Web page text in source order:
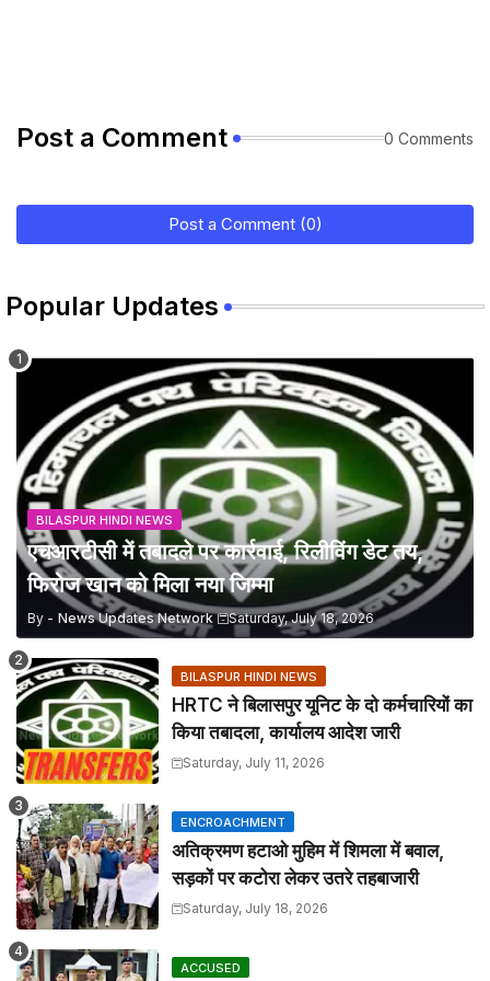
Post a Comment 0 Comments
Post a Comment (0)
Popular Updates
BILASPUR HINDI NEWS
एचआरटीसी में तबादले पर कार्रवाई, रिलीविंग डेट तय,
फिरोज खान को मिला नया जिम्मा
By - News Updates Network Saturday, July 18, 2026
BILASPUR HINDI NEWS
HRTC ने बिलासपुर यूनिट के दो कर्मचारियों का
किया तबादला, कार्यालय आदेश जारी
Saturday, July 11, 2026
ENCROACHMENT
अतिक्रमण हटाओ मुहिम में शिमला में बवाल,
सड़कों पर कटोरा लेकर उतरे तहबाजारी
Saturday, July 18, 2026
ACCUSED